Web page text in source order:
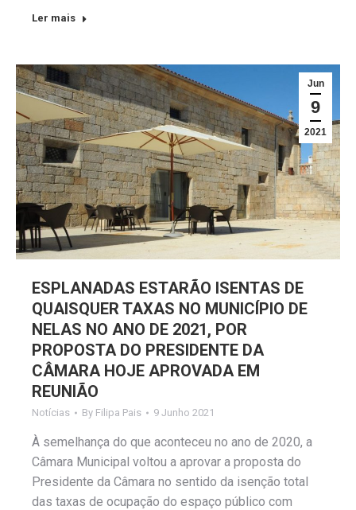
Ler mais
Jun
9
2021
ESPLANADAS ESTARÃO ISENTAS DE
QUAISQUER TAXAS NO MUNICÍPIO DE
NELAS NO ANO DE 2021, POR
PROPOSTA DO PRESIDENTE DA
CÂMARA HOJE APROVADA EM
REUNIÃO
Notícias By Filipa Pais 9 Junho 2021
À semelhança do que aconteceu no ano de 2020, a
Câmara Municipal voltou a aprovar a proposta do
Presidente da Câmara no sentido da isenção total
das taxas de ocupação do espaço público com